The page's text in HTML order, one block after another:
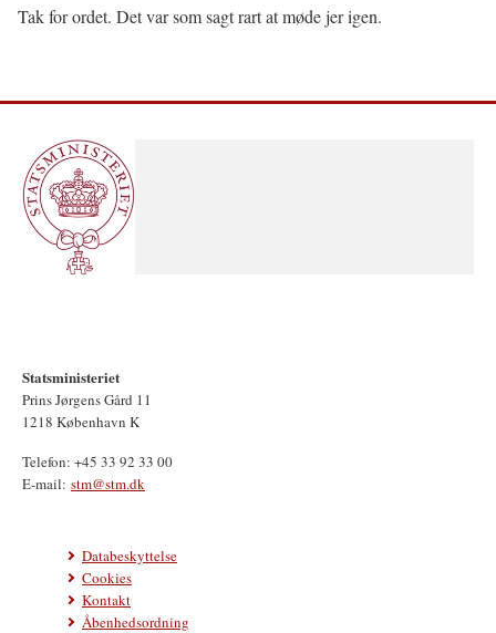
Tak for ordet. Det var som sagt rart at møde jer igen.
Statsministeriet
Prins Jørgens Gård 11
1218 København K
Telefon: +45 33 92 33 00
E-mail: stm@stm.dk
Databeskyttelse
Cookies
Kontakt
Åbenhedsordning